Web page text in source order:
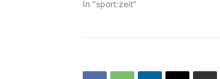
In "sport:zeit"